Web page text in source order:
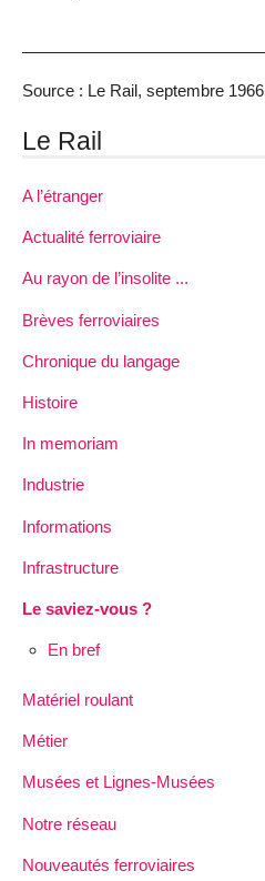
Source : Le Rail, septembre 1966
Le Rail
A l’étranger
Actualité ferroviaire
Au rayon de l’insolite ...
Brèves ferroviaires
Chronique du langage
Histoire
In memoriam
Industrie
Informations
Infrastructure
Le saviez-vous ?
En bref
Matériel roulant
Métier
Musées et Lignes-Musées
Notre réseau
Nouveautés ferroviaires